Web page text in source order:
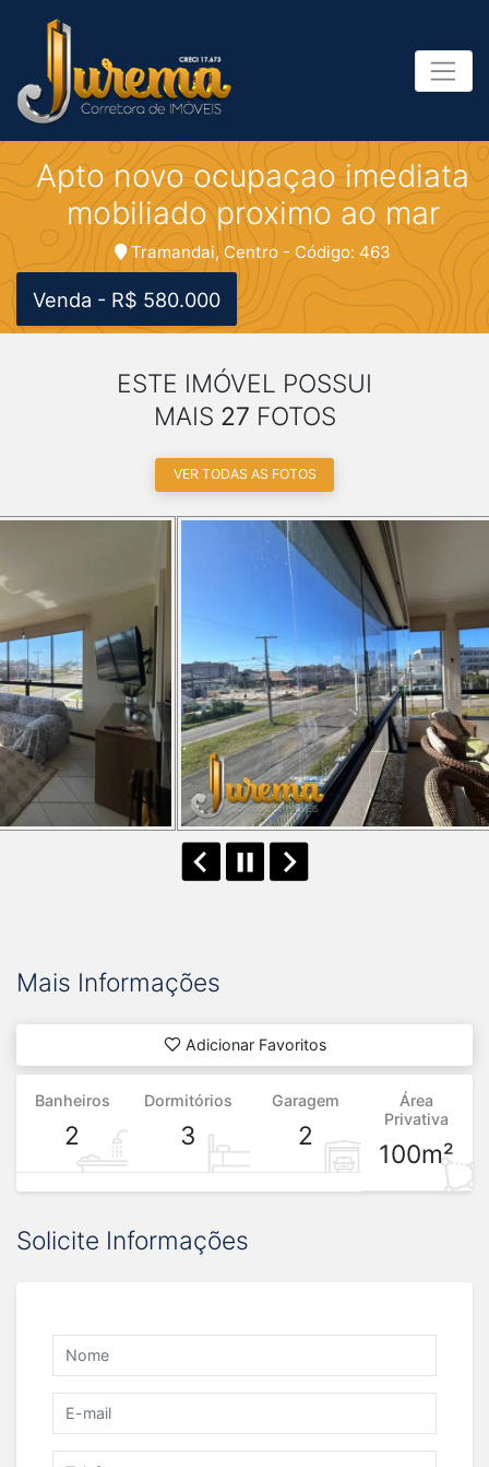
Apto novo ocupaçao imediata
mobiliado proximo ao mar
Tramandai, Centro - Código: 463
Venda - R$ 580.000
ESTE IMÓVEL POSSUI
MAIS 27 FOTOS
VER TODAS AS FOTOS
Mais Informações
Adicionar Favoritos
Banheiros
2
Dormitórios
3
Garagem
2
Área
Privativa
100m²
Solicite Informações